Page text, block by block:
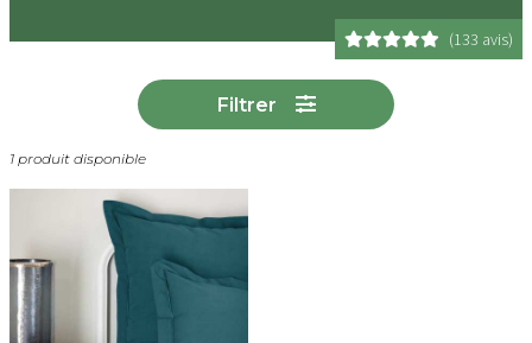
(133 avis)
Filtrer
1 produit disponible